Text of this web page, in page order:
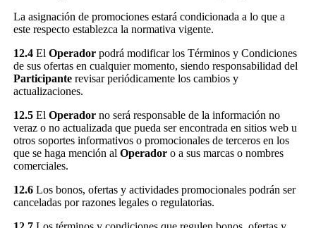
La asignación de promociones estará condicionada a lo que a
este respecto establezca la normativa vigente.
12.4 El Operadorpodrá modificar los Términos y Condiciones
de sus ofertas en cualquier momento, siendo responsabilidad del
Participanterevisar periódicamente los cambios y
actualizaciones.
12.5 El Operadorno será responsable de la información no
veraz o no actualizada que pueda ser encontrada en sitios web u
otros soportes informativos o promocionales de terceros en los
que se haga mención al Operadoro a sus marcas o nombres
comerciales.
12.6 Los bonos, ofertas y actividades promocionales podrán ser
canceladas por razones legales o regulatorias.